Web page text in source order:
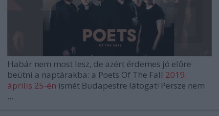
Habár nem most lesz, de azért érdemes jó előre
beütni a naptárakba: a Poets Of The Fall 2019.
április 25-én ismét Budapestre látogat! Persze nem
...